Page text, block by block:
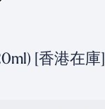
[香港在庫]